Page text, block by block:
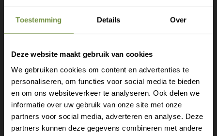
Toestemming Details Over
Deze website maakt gebruik van cookies
We gebruiken cookies om content en advertenties te
personaliseren, om functies voor social media te bieden
en om ons websiteverkeer te analyseren. Ook delen we
informatie over uw gebruik van onze site met onze
partners voor social media, adverteren en analyse. Deze
partners kunnen deze gegevens combineren met andere
Gratis verzending?
Laat je e-mail achter.